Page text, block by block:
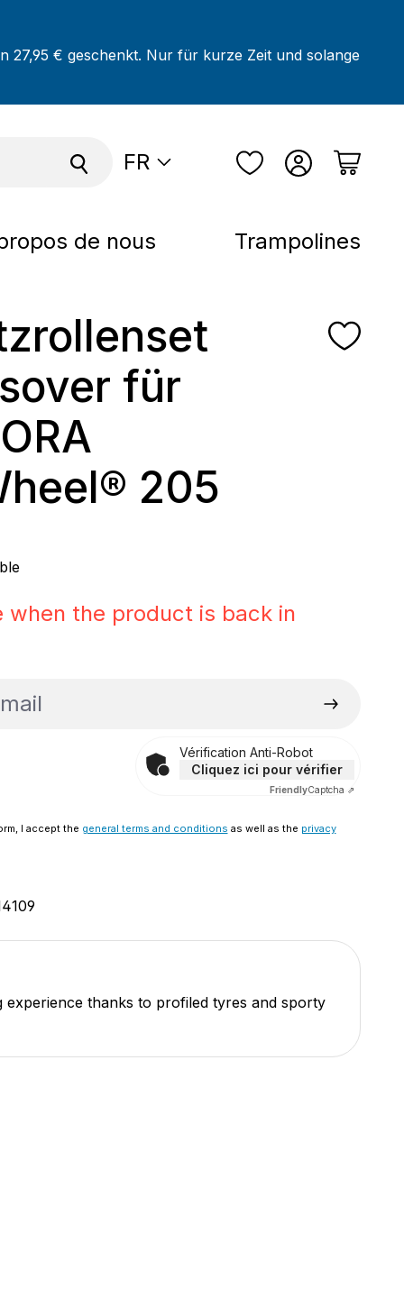
27,95 € geschenkt. Nur für kurze Zeit und solange
FR
de nous Trampolines
für
205
when the product is back in
Vérification Anti-Robot
Cliquez ici pour vérifier
FriendlyCaptcha ⇗
I accept the general terms and conditions as well as the privacy
experience thanks to profiled tyres and sporty